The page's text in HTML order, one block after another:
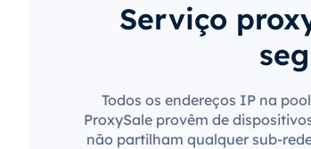
Serviço
Todos os endereços IP na
ProxySale provêm de
não partilham qualquer sub-